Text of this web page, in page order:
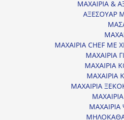
ΜΑΧΑΙΡΙΑ &
ΑΞΕΣΟΥΑΡ
ΜΑΧΑΙΡΙΑ CHEF ΜΕ
ΜΑΧΑΙΡΙΑ
ΜΑΧΑΙΡΙΑ
ΜΑΧΑΙΡΙΑ
ΜΑΧΑΙΡΙΑ